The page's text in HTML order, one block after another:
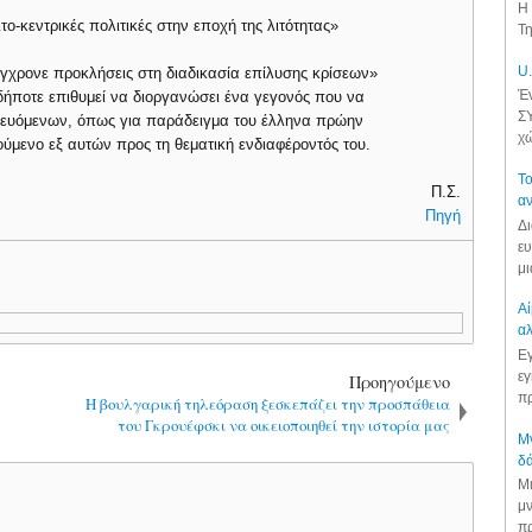
κεντρικές πολιτικές στην εποχή της λιτότητας»
προκλήσεις στη διαδικασία επίλυσης κρίσεων»
επιθυμεί να διοργανώσει ένα γεγονός που να
όπως για παράδειγμα του έλληνα πρώην
εξ αυτών προς τη θεματική ενδιαφέροντός του.
Π.Σ.
Πηγή
Προηγούμενο
Η βουλγαρική τηλεόραση ξεσκεπάζει την προσπάθεια
του Γκρουέφσκι να οικειοποιηθεί την ιστορία μας
Η